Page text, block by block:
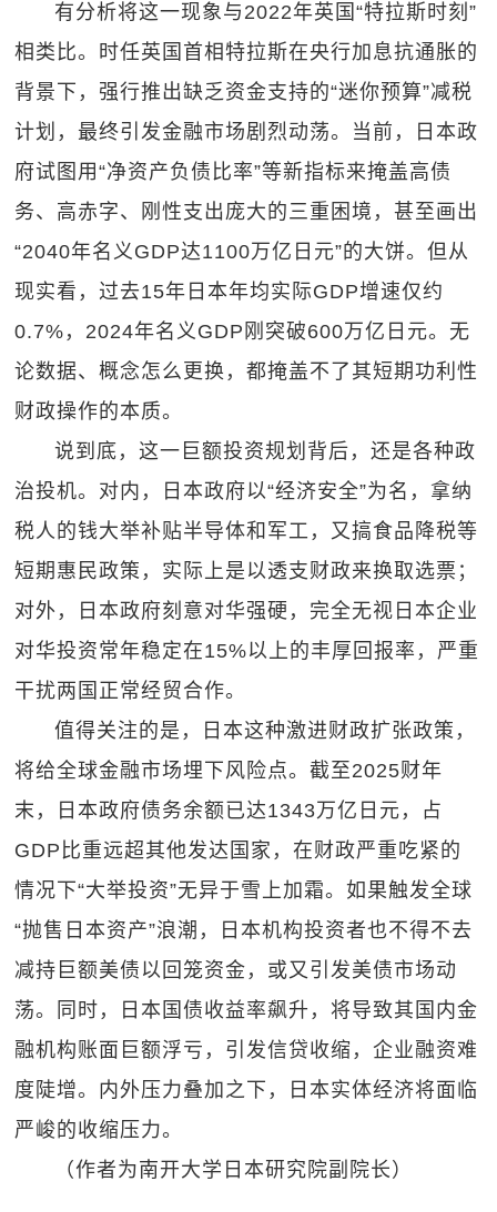
有分析将这一现象与2022年英国“特拉斯时刻”
相类比。时任英国首相特拉斯在央行加息抗通胀的
背景下，强行推出缺乏资金支持的“迷你预算”减税
计划，最终引发金融市场剧烈动荡。当前，日本政
府试图用“净资产负债比率”等新指标来掩盖高债
务、高赤字、刚性支出庞大的三重困境，甚至画出
“2040年名义GDP达1100万亿日元”的大饼。但从
现实看，过去15年日本年均实际GDP增速仅约
0.7%，2024年名义GDP刚突破600万亿日元。无
论数据、概念怎么更换，都掩盖不了其短期功利性
财政操作的本质。
说到底，这一巨额投资规划背后，还是各种政
治投机。对内，日本政府以“经济安全”为名，拿纳
税人的钱大举补贴半导体和军工，又搞食品降税等
短期惠民政策，实际上是以透支财政来换取选票；
对外，日本政府刻意对华强硬，完全无视日本企业
对华投资常年稳定在15%以上的丰厚回报率，严重
干扰两国正常经贸合作。
值得关注的是，日本这种激进财政扩张政策，
将给全球金融市场埋下风险点。截至2025财年
末，日本政府债务余额已达1343万亿日元，占
GDP比重远超其他发达国家，在财政严重吃紧的
情况下“大举投资”无异于雪上加霜。如果触发全球
“抛售日本资产”浪潮，日本机构投资者也不得不去
减持巨额美债以回笼资金，或又引发美债市场动
荡。同时，日本国债收益率飙升，将导致其国内金
融机构账面巨额浮亏，引发信贷收缩，企业融资难
度陡增。内外压力叠加之下，日本实体经济将面临
严峻的收缩压力。
（作者为南开大学日本研究院副院长）